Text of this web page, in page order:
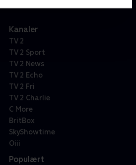
Kanaler
TV 2
TV 2 Sport
TV 2 News
TV 2 Echo
TV 2 Fri
TV 2 Charlie
C More
BritBox
SkyShowtime
Oiii
Populært